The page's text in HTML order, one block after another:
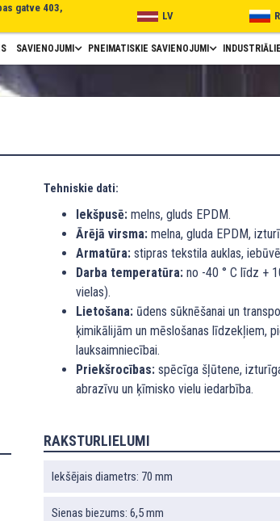
gatve 403,
LV
SAVIENOJUMI PNEIMATISKIE SAVIENOJUMI
Tehniskie dati:
Iekšpusē: melns, gluds EPDM.
Ārējā virsma: melna, gluda EPDM,
Armatūra: stipras tekstila auklas,
Darba temperatūra: no -40 ° C līdz +
vielas).
Lietošana: ūdens sūknēšanai un
ķimikālijām un mēslošanas līdzekļiem,
lauksaimniecībai.
Priekšrocības: spēcīga šļūtene,
abrazīvu un ķīmisko vielu iedarbība.
RAKSTURLIELUMI
Iekšējais diametrs: 70 mm
Sienas biezums: 6,5 mm